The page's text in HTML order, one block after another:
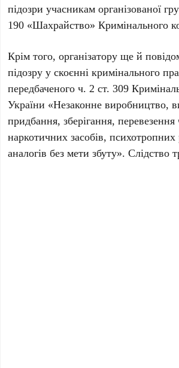
підозри учасникам організованої
190 «Шахрайство» Кримінального
Крім того, організатору ще й
підозру у скоєнні кримінального
передбаченого ч. 2 ст. 309
України «Незаконне виробництво,
придбання, зберігання,
наркотичних засобів,
аналогів без мети збуту». Слідство